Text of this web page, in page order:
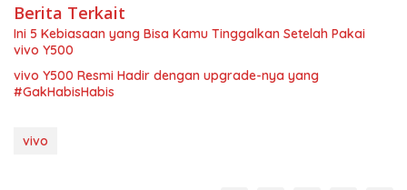
Berita Terkait
Ini 5 Kebiasaan yang Bisa Kamu Tinggalkan Setelah Pakai
vivo Y500
vivo Y500 Resmi Hadir dengan upgrade-nya yang
#GakHabisHabis
vivo